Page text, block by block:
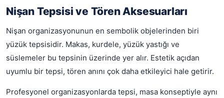
Nişan Tepsisi ve Tören Aksesuarları
Nişan organizasyonunun en sembolik objelerinden biri
yüzük tepsisidir. Makas, kurdele, yüzük yastığı ve
süslemeler bu tepsinin üzerinde yer alır. Estetik açıdan
uyumlu bir tepsi, tören anını çok daha etkileyici hale getirir.
Profesyonel organizasyonlarda tepsi, masa konseptiyle aynı